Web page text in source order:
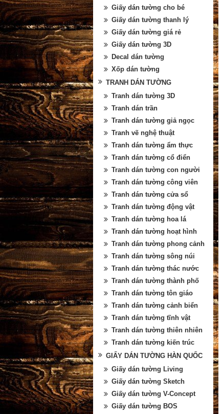
Giấy dán tường cho bé
Giấy dán tường thanh lý
Giấy dán tường giá rẻ
Giấy dán tường 3D
Decal dán tường
Xốp dán tường
TRANH DÁN TƯỜNG
Tranh dán tường 3D
Tranh dán trần
Tranh dán tường giả ngọc
Tranh vẽ nghệ thuật
Tranh dán tường ẩm thực
Tranh dán tường cổ điển
Tranh dán tường con người
Tranh dán tường công viên
Tranh dán tường cửa sổ
Tranh dán tường động vật
Tranh dán tường hoa lá
Tranh dán tường hoạt hình
Tranh dán tường phong cảnh
Tranh dán tường sông núi
Tranh dán tường thác nước
Tranh dán tường thành phố
Tranh dán tường tôn giáo
Tranh dán tường cảnh biển
Tranh dán tường tĩnh vật
Tranh dán tường thiên nhiên
Tranh dán tường kiến trúc
GIẤY DÁN TƯỜNG HÀN QUỐC
Giấy dán tường Living
Giấy dán tường Sketch
Giấy dán tường V-Concept
Giấy dán tường BOS